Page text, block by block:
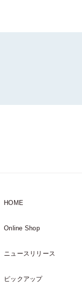
HOME
Online Shop
ニュースリリース
ピックアップ